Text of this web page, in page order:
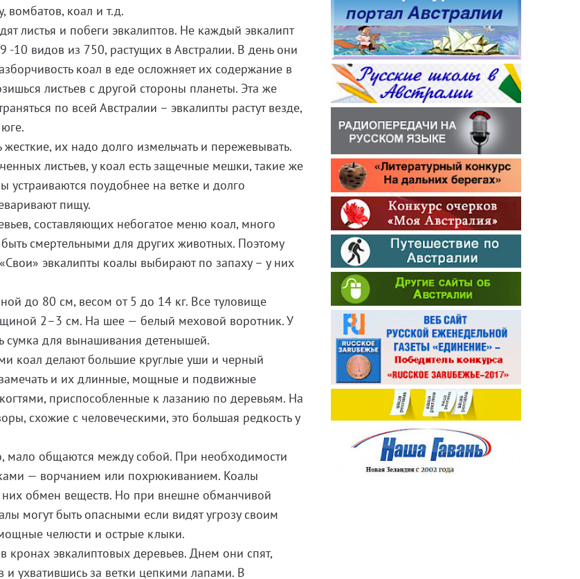
вомбатов, коал и т.д.
листья и побеги эвкалиптов. Не каждый эвкалипт
-10 видов из 750, растущих в Австралии. В день они
коал в еде осложняет их содержание в
листьев с другой стороны планеты. Эта же
по всей Австралии – эвкалипты растут везде,
их надо долго измельчать и пережевывать.
листьев, у коал есть защечные мешки, такие же
поудобнее на ветке и долго
пищу.
составляющих небогатое меню коал, много
смертельными для других животных. Поэтому
эвкалипты коалы выбирают по запаху – у них
до 80 см, весом от 5 до 14 кг. Все туловище
2–3 см. На шее — белый меховой воротник. У
сумка для вынашивания детенышей.
коал делают большие круглые уши и черный
и их длинные, мощные и подвижные
приспособленные к лазанию по деревьям. На
схожие с человеческими, это большая редкость у
мало общаются между собой. При необходимости
— ворчанием или похрюкиванием. Коалы
обмен веществ. Но при внешне обманчивой
могут быть опасными если видят угрозу своим
челюсти и острые клыки.
кронах эвкалиптовых деревьев. Днем они спят,
и ухватившись за ветки цепкими лапами. В